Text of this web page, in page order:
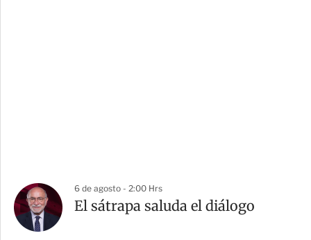
6 de agosto - 2:00 Hrs
El sátrapa saluda el diálogo